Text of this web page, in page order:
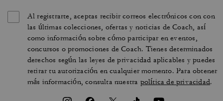
Al registrarte, aceptas recibir correos electrónicos con con
las últimas colecciones, ofertas y noticias de Coach, así
como información sobre cómo participar en eventos,
concursos o promociones de Coach. Tienes determinados
derechos según las leyes de privacidad aplicables y puedes
retirar tu autorización en cualquier momento. Para obtener
más información, consulta nuestra política de privacidad.